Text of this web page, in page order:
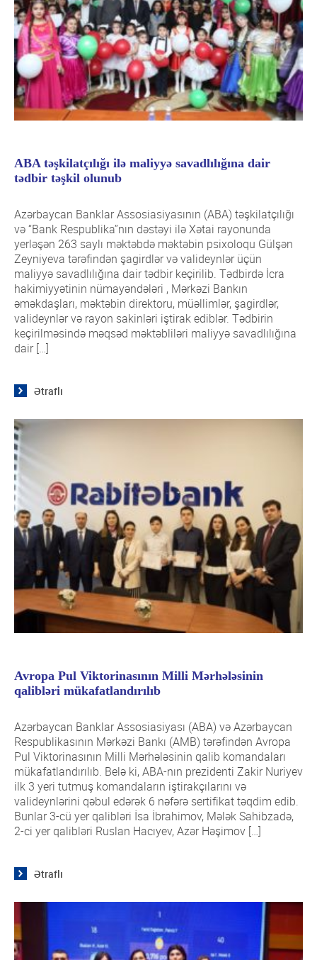
ABA təşkilatçılığı ilə maliyyə savadlılığına dair
tədbir təşkil olunub
Azərbaycan Banklar Assosiasiyasının (ABA) təşkilatçılığı
və “Bank Respublika”nın dəstəyi ilə Xətai rayonunda
yerləşən 263 saylı məktəbdə məktəbin psixoloqu Gülşən
Zeyniyeva tərəfindən şagirdlər və valideynlər üçün
maliyyə savadlılığına dair tədbir keçirilib. Tədbirdə İcra
hakimiyyətinin nümayəndələri , Mərkəzi Bankın
əməkdaşları, məktəbin direktoru, müəllimlər, şagirdlər,
valideynlər və rayon sakinləri iştirak ediblər. Tədbirin
keçirilməsində məqsəd məktəbliləri maliyyə savadlılığına
dair […]
Ətraflı
Avropa Pul Viktorinasının Milli Mərhələsinin
qalibləri mükafatlandırılıb
Azərbaycan Banklar Assosiasiyası (ABA) və Azərbaycan
Respublikasının Mərkəzi Bankı (AMB) tərəfindən Avropa
Pul Viktorinasının Milli Mərhələsinin qalib komandaları
mükafatlandırılıb. Belə ki, ABA-nın prezidenti Zakir Nuriyev
ilk 3 yeri tutmuş komandaların iştirakçılarını və
valideynlərini qəbul edərək 6 nəfərə sertifikat təqdim edib.
Bunlar 3-cü yer qalibləri İsa İbrahimov, Mələk Sahibzadə,
2-ci yer qalibləri Ruslan Hacıyev, Azər Həşimov […]
Ətraflı